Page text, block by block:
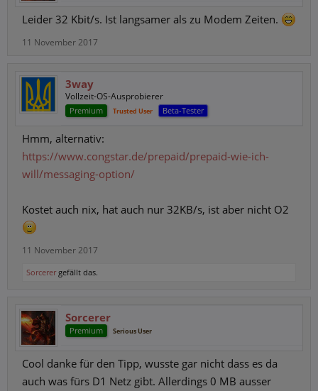
Leider 32 Kbit/s. Ist langsamer als zu Modem Zeiten.
11 November 2017
3way
Vollzeit-OS-Ausprobierer
Premium Trusted User Beta-Tester
Hmm, alternativ:
https://www.congstar.de/prepaid/prepaid-wie-ich-
will/messaging-option/
Kostet auch nix, hat auch nur 32KB/s, ist aber nicht O2
11 November 2017
Sorcerer gefällt das.
Sorcerer
Premium Serious User
Cool danke für den Tipp, wusste gar nicht dass es da
auch was fürs D1 Netz gibt. Allerdings 0 MB ausser